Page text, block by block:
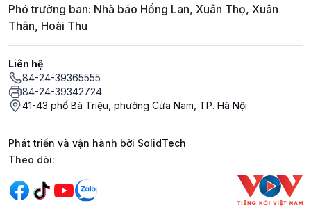
Phó trưởng ban: Nhà báo Hồng Lan, Xuân Thọ, Xuân
Thân, Hoài Thu
Liên hệ
84-24-39365555
84-24-39342724
41-43 phố Bà Triệu, phường Cửa Nam, TP. Hà Nội
Phát triển và vận hành bởi SolidTech
Mạng xã hội
Theo dõi: